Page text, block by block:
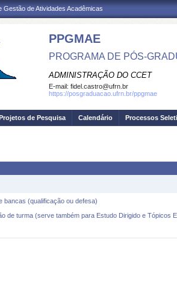
Gestão de Atividades Acadêmicas
PPGMAE
PROGRAMA DE PÓS-
ADMINISTRAÇÃO DO CCET
E-mail: fidel.castro@ufrn.br
https://posgraduacao.ufrn.br/ppgmae
de Pesquisa Calendário Processos
bancas (qualificação ou defesa)
de turma (serve também para Estudo Dirigido e Tópicos